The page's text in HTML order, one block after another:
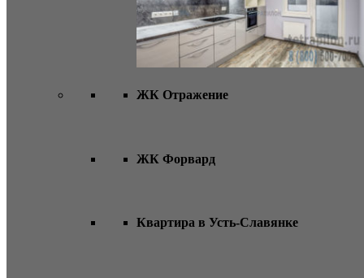
ЖК Отражение
ЖК Форвард
Квартира в Усть-Славянке